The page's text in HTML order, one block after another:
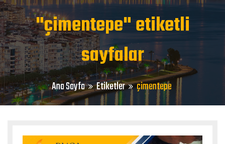
"çimentepe" etiketli
sayfalar
Ana Sayfa Etiketler çimentepe